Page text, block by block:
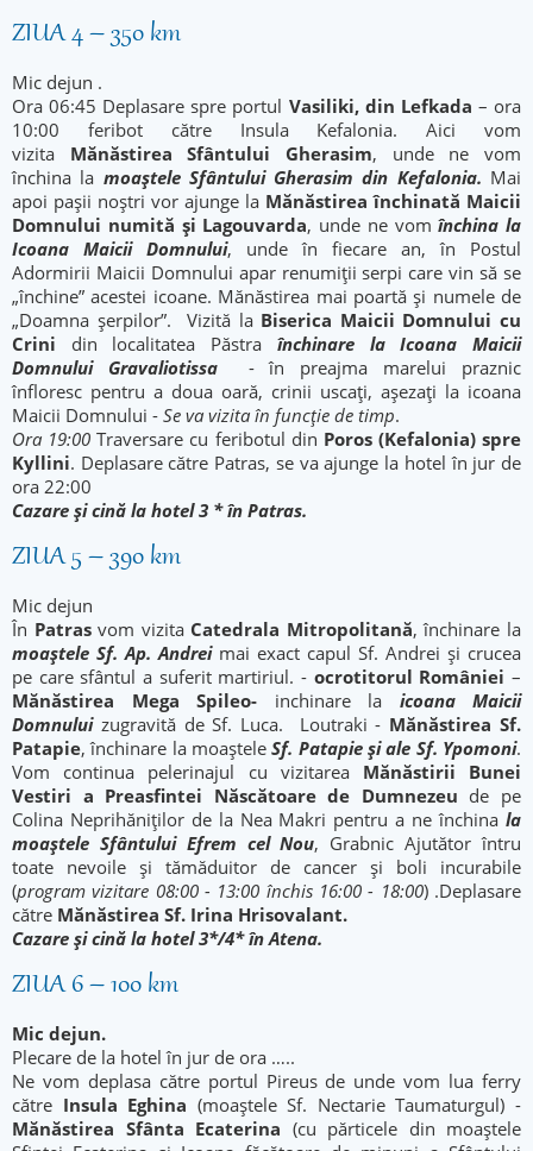
ZIUA 4 – 350 km
Mic dejun .
Ora 06:45 Deplasare spre portul Vasiliki, din Lefkada – ora
10:00 feribot către Insula Kefalonia. Aici vom
vizita Mănăstirea Sfântului Gherasim, unde ne vom
închina la moaștele Sfântului Gherasim din Kefalonia. Mai
apoi pașii noștri vor ajunge la Mănăstirea închinată Maicii
Domnului numită și Lagouvarda, unde ne vomînchina la
Icoana Maicii Domnului, unde în fiecare an, în Postul
Adormirii Maicii Domnului apar renumiții serpi care vin să se
„închine” acestei icoane. Mănăstirea mai poartă și numele de
„Doamna șerpilor”. Vizită la Biserica Maicii Domnului cu
Crini din localitatea Păstra
închinare la Icoana Maicii
Domnului Gravaliotissa
- în preajma marelui praznic
înfloresc pentru a doua oară, crinii uscați, așezați la icoana
Maicii Domnului - Se va vizita în funcție de timp.
Ora 19:00Traversare cu feribotul din Poros (Kefalonia) spre
Kyllini. Deplasare către Patras, se va ajunge la hotel în jur de
ora 22:00
Cazare și cină la hotel 3 * în Patras.
ZIUA 5 – 390 km
Mic dejun
În Patrasvom vizita Catedrala Mitropolitană, închinare la
moaştele Sf. Ap. Andreimai exact capul Sf. Andrei şi crucea
pe care sfântul a suferit martiriul. - ocrotitorul României –
Mănăstirea Mega Spileo- inchinare la icoana Maicii
Domnuluizugravită de Sf. Luca. Loutraki - Mănăstirea Sf.
Patapie, închinare la moaștele Sf. Patapie şi ale Sf. Ypomoni.
Vom continua pelerinajul cu vizitarea Mănăstirii Bunei
Vestiri a Preasfintei Născătoare de Dumnezeu de pe
Colina Neprihăniților de la Nea Makri pentru a ne închina la
moaștele Sfântului Efrem cel Nou, Grabnic Ajutător întru
toate nevoile şi tămăduitor de cancer şi boli incurabile
(program vizitare 08:00 - 13:00 închis 16:00 - 18:00) .Deplasare
către Mănăstirea Sf. Irina Hrisovalant.
Cazare și cină la hotel 3*/4* în Atena.
ZIUA 6 – 100 km
Mic dejun.
Plecare de la hotel în jur de ora …..
Ne vom deplasa către portul Pireus de unde vom lua ferry
către Insula Eghina (moaştele Sf. Nectarie Taumaturgul) -
Mănăstirea Sfânta Ecaterina (cu părticele din moaștele